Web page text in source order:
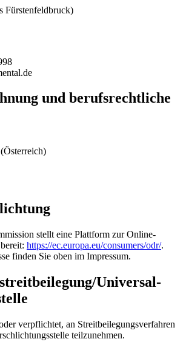
Fürstenfeldbruck)
und berufsrechtliche
stellt eine Plattform zur Online-
https://ec.europa.eu/consumers/odr/.
finden Sie oben im Impressum.
Universal­
verpflichtet, an Streitbeilegungsverfahren
teilzunehmen.